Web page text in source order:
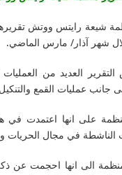
شيعة رايتس ووتش تقريرها
شهر آذار/ مارس الماضي.
العديد من العمليات
جانب عمليات القمع
على انها اعتمدت في
الناشطة في مجال الحريات
الى انها احجمت عن ذكر